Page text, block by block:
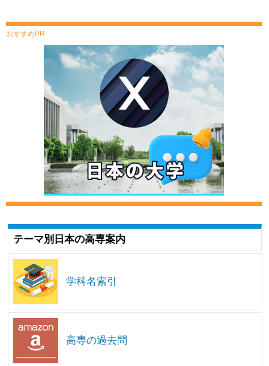
おすすめPR
テーマ別日本の高専案内
学科名索引
高専の過去問